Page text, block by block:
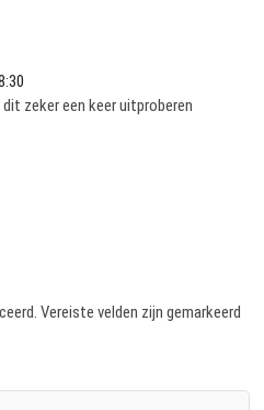
zeker een keer uitproberen
Vereiste velden zijn gemarkeerd